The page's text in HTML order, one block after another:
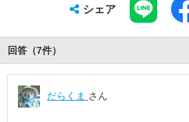
シェア
回答（7件）
だらくま さん